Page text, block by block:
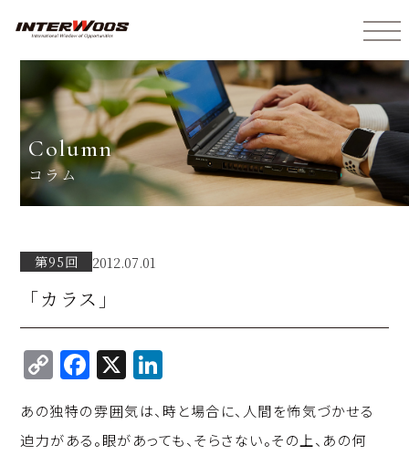
column
コラム
第95回 2012.07.01
「カラス」
C
o
p
F
a
c
X
n
k
あの独特の雰囲気は、時と場合に、人間を怖気づかせる
迫力がある。眼があっても、そらさない。その上、あの何